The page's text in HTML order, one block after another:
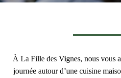
À La Fille des Vignes, nous vous
journée autour d’une cuisine